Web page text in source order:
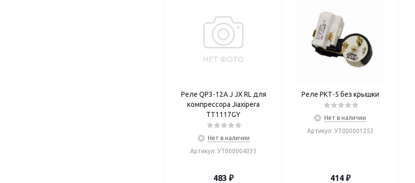
Реле QP3-12A J JX RL для
компрессора Jiaxipera
TT1117GY
Нет в наличии
Артикул: УТ000004035
483 ₽
Реле РКТ-5 без крышки
Нет в наличии
Артикул: УТ000001253
414₽